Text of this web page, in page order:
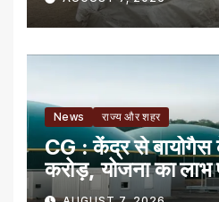
News राज्य और शहर
CG : केंद्र से बायोगैस
करोड़, योजना का लाभ
पहला राज्य